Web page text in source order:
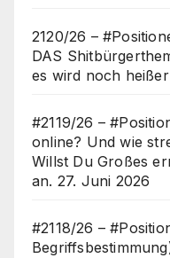
2120/26 –
DAS
es wird noch
#2119/26 –
online? Und wie
Willst Du Großes
an. 27. Juni 2026
#2118/26 –